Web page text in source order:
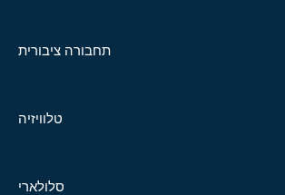
תחבורה ציבורית
טלוויזיה
סלולארי